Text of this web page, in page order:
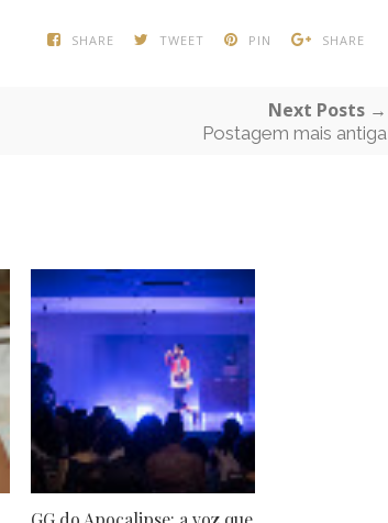
SHARE TWEET PIN SHARE
Next Posts →
Postagem mais antiga